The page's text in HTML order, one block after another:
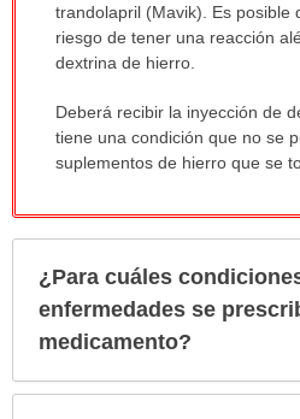
trandolapril (Mavik). Es posible
riesgo de tener una reacción
dextrina de hierro.
Deberá recibir la inyección de
tiene una condición que no se
suplementos de hierro que se
¿Para cuáles
enfermedades se
medicamento?